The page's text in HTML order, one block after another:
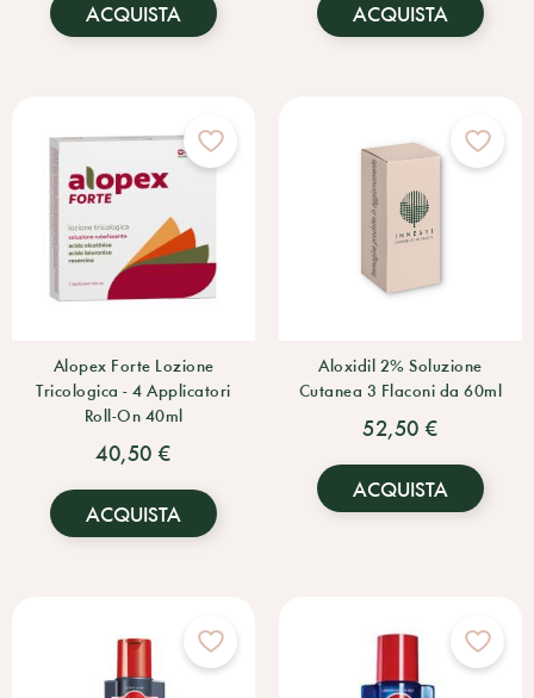
ACQUISTA ACQUISTA
Alopex Forte Lozione
Tricologica - 4 Applicatori
Roll-On 40ml
40,50 €
ACQUISTA
Aloxidil 2% Soluzione
Cutanea 3 Flaconi da 60ml
52,50 €
ACQUISTA